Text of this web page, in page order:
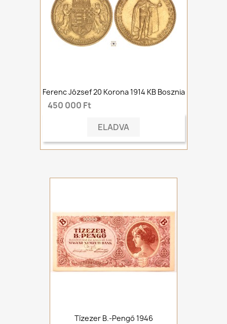
Ferenc József 20 Korona 1914 KB Bosznia
450 000 Ft
ELADVA
Tízezer B.-Pengő 1946